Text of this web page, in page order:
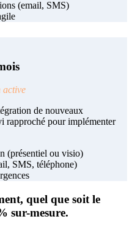
(email, SMS)
active
de nouveaux
pour implémenter
(présentiel ou visio)
SMS, téléphone)
quel que soit le
sur-mesure.